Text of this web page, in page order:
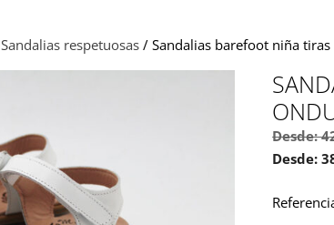
Sandalias respetuosas/ Sandalias barefoot niña tiras
Desde:
Desde: